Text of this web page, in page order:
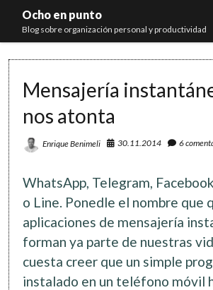
Ocho en punto
Blog sobre organización personal y productividad
Libros
Recomendaciones
Mensajería
nos atonta
Enrique Benimeli 30.11.2014 6
WhatsApp, Telegram,
o Line. Ponedle el nombre que
aplicaciones de mensajería
forman ya parte de nuestras
cuesta creer que un simple
instalado en un teléfono móvil